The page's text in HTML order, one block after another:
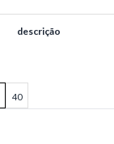
descrição
40